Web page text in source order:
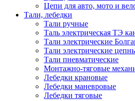
Цепи для авто, мото и
Тали, лебедки
Тали ручные
Таль электрическая ТЭ
Тали электрические
Тали электрические
Тали пневматические
Монтажно-тяговые
Лебедки крановые
Лебедки маневровые
Лебедки тяговые